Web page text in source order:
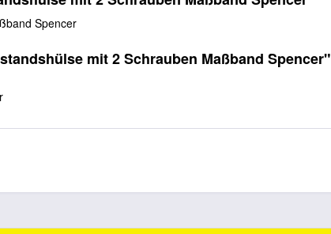
Spencer
mit 2 Schrauben Maßband Spencer"